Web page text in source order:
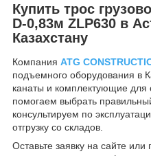
Купить трос
D-0,83м ZLP630 в
Казахстану
Компания ATG
подъемного оборудования в
канаты и комплектующие
помогаем выбрать
консультируем по
отгрузку со складов.
Оставьте заявку на сайте